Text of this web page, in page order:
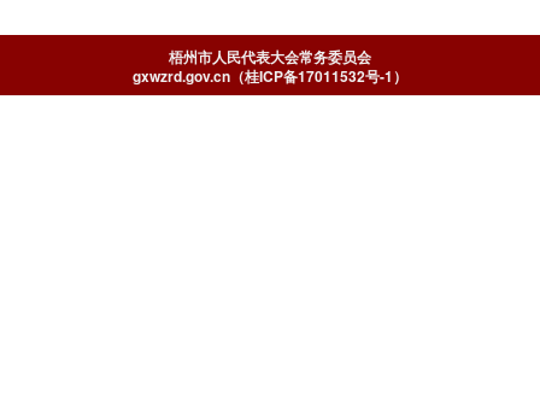
梧州市人民代表大会常务委员会
gxwzrd.gov.cn（桂ICP备17011532号-1）